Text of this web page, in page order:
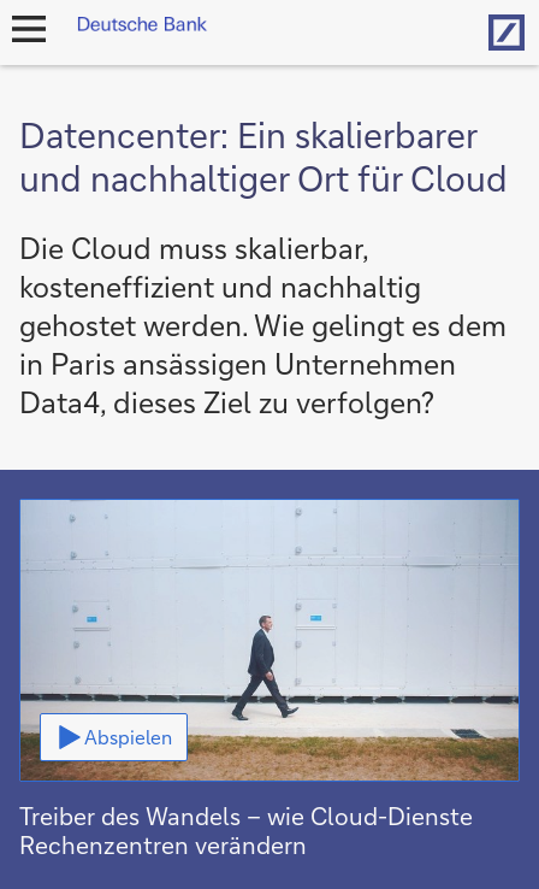
Navigation
Datencenter: Ein skalierbarer
und nachhaltiger Ort für Cloud
Die Cloud muss skalierbar,
kosteneffizient und nachhaltig
gehostet werden. Wie gelingt es dem
in Paris ansässigen Unternehmen
Data4, dieses Ziel zu verfolgen?
Abspielen
Video
Treiber des Wandels – wie Cloud-Dienste
Rechenzentren verändern